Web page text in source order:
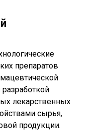
препаратов
лекарственных
сырья,
продукции.